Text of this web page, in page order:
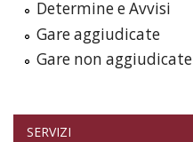
Determine e Avvisi
Gare aggiudicate
Gare non aggiudicate
SERVIZI